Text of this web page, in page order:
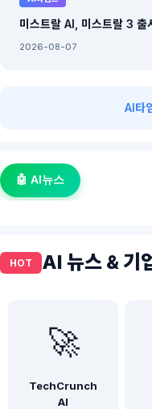
미스트랄 AI, 미스트랄 3 출
2026-08-07
AI타
🤖 AI뉴스
HOT AI 뉴스 & 기
🚀
TechCrunch
AI